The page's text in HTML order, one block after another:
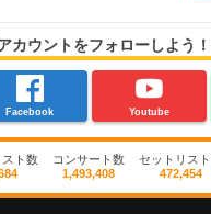
カウントをフォローしよう！
Facebook Youtube
スト数
コンサート数
1,493,408
セットリス
472,454